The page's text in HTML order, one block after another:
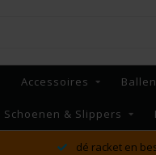
Accessoires
Schoenen & Slippers
dé racket en